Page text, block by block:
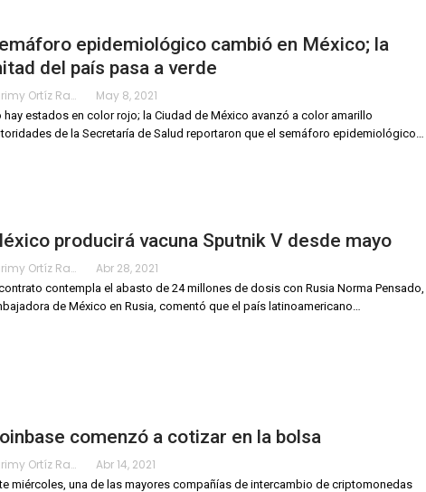
epidemiológico cambió en México; la
del país pasa a verde
Karimy Ortíz Ramos May 8, 2021
hay estados en color rojo; la Ciudad de México avanzó a color amarillo
de la Secretaría de Salud reportaron que el semáforo epidemiológico
producirá vacuna Sputnik V desde mayo
Karimy Ortíz Ramos Abr 28, 2021
contempla el abasto de 24 millones de dosis con Rusia Norma Pensado,
de México en Rusia, comentó que el país latinoamericano
comenzó a cotizar en la bolsa
Karimy Ortíz Ramos Abr 14, 2021
miércoles, una de las mayores compañías de intercambio de criptomonedas